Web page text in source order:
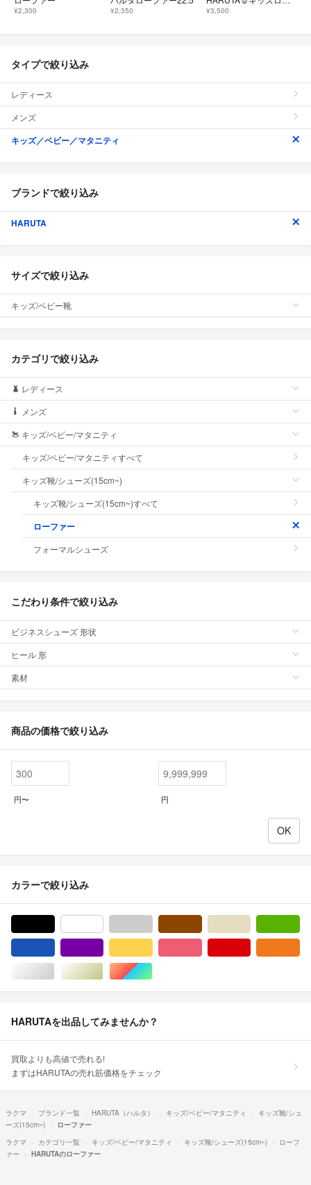
¥2,300 ¥2,350 ¥3,500
タイプで絞り込み
レディース
メンズ
キッズ／ベビー／マタニティ
ブランドで絞り込み
HARUTA
サイズで絞り込み
キッズ/ベビー靴
カテゴリで絞り込み
レディース
メンズ
キッズ/ベビー/マタニティ
キッズ/ベビー/マタニティすべて
キッズ靴/シューズ(15cm~)
キッズ靴/シューズ(15cm~)すべて
ローファー
フォーマルシューズ
こだわり条件で絞り込み
ビジネスシューズ 形状
ヒール 形
素材
商品の価格で絞り込み
円〜 円
カラーで絞り込み
シルバー/銀色系ゴールド/金色系マルチカラー
HARUTAを出品してみませんか？
買取よりも高値で売れる!
まずはHARUTAの売れ筋価格をチェック
ラクマ ブランド一覧 HARUTA（ハルタ） キッズ/ベビー/マタニティ
キッズ靴/シュ
ーズ(15cm~)
ローファー
ラクマ
カテゴリ一覧 キッズ/ベビー/マタニティ キッズ靴/シューズ(15cm~)
ローフ
ァー
HARUTAのローファー